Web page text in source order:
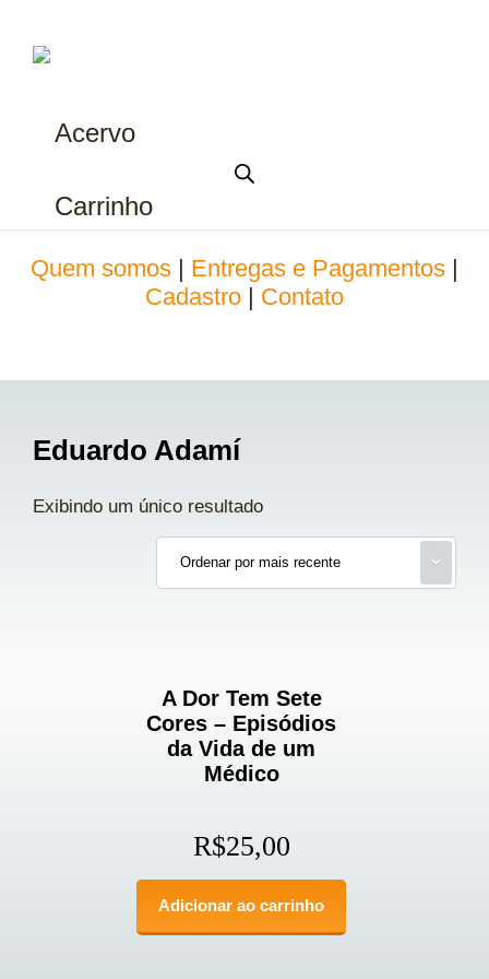
Acervo
Carrinho
Quem somos Entregas e Pagamentos
Cadastro
Contato
Eduardo Adamí
Exibindo um único resultado
A Dor Tem Sete
Cores – Episódios
da Vida de um
Médico
R$25,00
Adicionar ao carrinho